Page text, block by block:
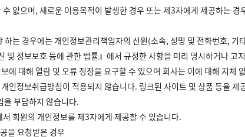
없으며, 새로운 이용목적이 발생한 경우 또는 제3자에게 제공하는
는 경우에는 개인정보관리책임자의 신원(소속, 성명 및 전화번호,
및 정보보호 등에 관한 법률』에서 규정한 사항을 미리 명시하거나 고
에 대해 열람 및 오류 정정을 요구할 수 있으며 회사는 이에 대해 지체
인정보취급방침이 적용되지 않습니다. 링크된 사이트 및 상품 등을
을 부담하지 않습니다.
회원의 개인정보를 제3자에게 제공할 수 있습니다.
을 요청받은 경우